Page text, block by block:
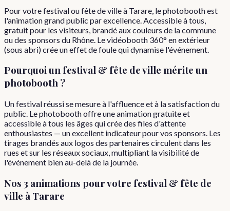
Pour votre festival ou fête de ville à Tarare, le photobooth est
l'animation grand public par excellence. Accessible à tous,
gratuit pour les visiteurs, brandé aux couleurs de la commune
ou des sponsors du Rhône. Le vidéobooth 360° en extérieur
(sous abri) crée un effet de foule qui dynamise l'événement.
Pourquoiunfestival & fête de ville mérite un
photobooth ?
Un festival réussi se mesure à l'affluence et à la satisfaction du
public. Le photobooth offre une animation gratuite et
accessible à tous les âges qui crée des files d'attente
enthousiastes — un excellent indicateur pour vos sponsors. Les
tirages brandés aux logos des partenaires circulent dans les
rues et sur les réseaux sociaux, multipliant la visibilité de
l'événement bien au-delà de la journée.
Nos 3 animations pour votre festival & fête de
ville à Tarare